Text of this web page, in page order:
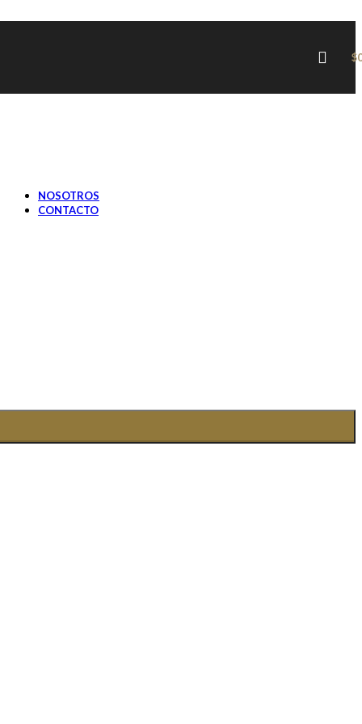
PRIMAVERA / VERANO
OTOÑO / INVIERNO
NOSOTROS
CONTACTO
$